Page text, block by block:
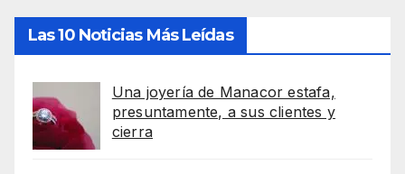
Las 10 Noticias Más Leídas
Una joyería de Manacor estafa,
presuntamente, a sus clientes y
cierra